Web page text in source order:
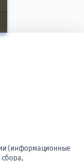
(информационные